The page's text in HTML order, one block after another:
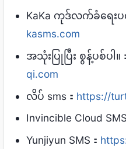
KaKa ကုဒ်လက်ခံရေးပ
kasms.com
အသုံးပြုပြီး စွန့်ပစ်ပါ။
qi.com
လိပ် sms： https://
Invincible Cloud SMS
Yunjiyun SMS：